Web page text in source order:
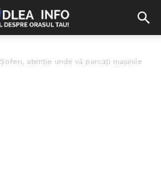
Şoferi, atenţie unde vă parcaţi maşinile